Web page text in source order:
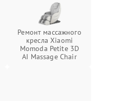
Ремонт массажного
кресла Xiaomi
Momoda Petite 3D
AI Massage Chair